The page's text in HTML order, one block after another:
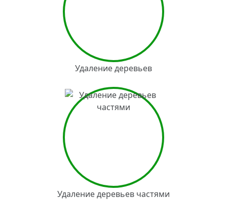
Удаление деревьев
Удаление деревьев частями